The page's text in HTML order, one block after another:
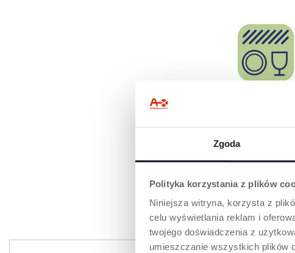
Zgoda
Polityka korzystania z plików
Niniejsza witryna, korzysta z
celu wyświetlania reklam i
twojego doświadczenia z
umieszczanie wszystkich plików
Bardziej praktyczne dla
rodziców.